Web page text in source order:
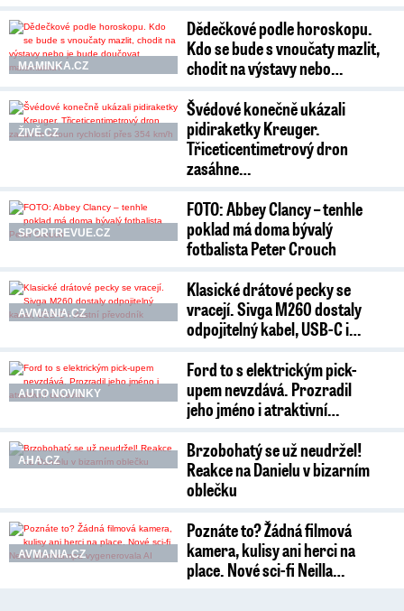
MAMINKA.CZ
Dědečkové podle horoskopu.
Kdo se bude s vnoučaty mazlit,
chodit na výstavy nebo…
ŽIVĚ.CZ
Švédové konečně ukázali
pidiraketky Kreuger.
Třiceticentimetrový dron
zasáhne…
SPORTREVUE.CZ
FOTO: Abbey Clancy – tenhle
poklad má doma bývalý
fotbalista Peter Crouch
AVMANIA.CZ
Klasické drátové pecky se
vracejí. Sivga M260 dostaly
odpojitelný kabel, USB-C i…
AUTO NOVINKY
Ford to s elektrickým pick-
upem nevzdává. Prozradil
jeho jméno i atraktivní…
AHA.CZ
Brzobohatý se už neudržel!
Reakce na Danielu v bizarním
oblečku
AVMANIA.CZ
Poznáte to? Žádná filmová
kamera, kulisy ani herci na
place. Nové sci-fi Neilla…